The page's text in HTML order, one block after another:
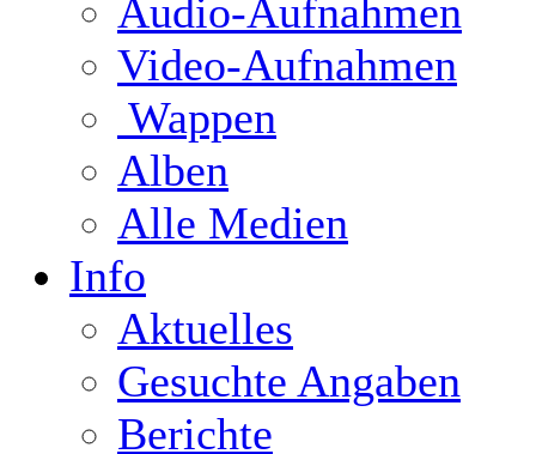
Audio-Aufnahmen
Video-Aufnahmen
Wappen
Alben
Alle Medien
Info
Aktuelles
Gesuchte Angaben
Berichte